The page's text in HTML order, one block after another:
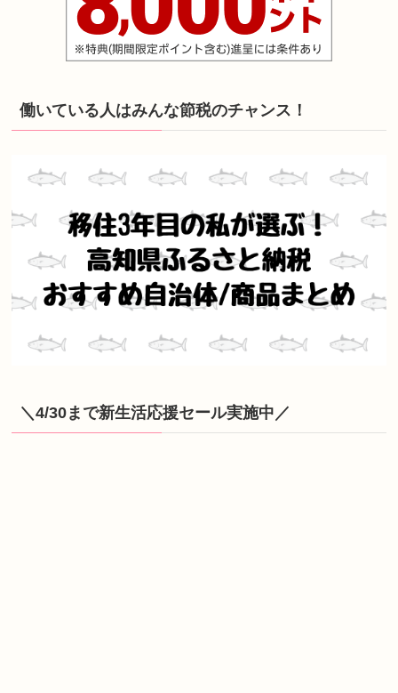
働いている人はみんな節税のチャンス！
＼4/30まで新生活応援セール実施中／